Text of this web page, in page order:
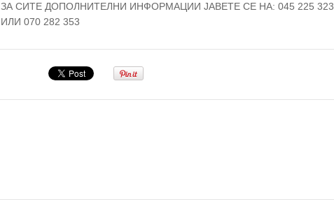
ЗА СИТЕ ДОПОЛНИТЕЛНИ ИНФОРМАЦИИ ЈАВЕТЕ СЕ НА: 045 225 323
ИЛИ 070 282 353